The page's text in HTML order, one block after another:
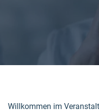
Willkommen im